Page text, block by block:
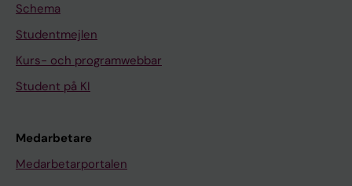
Schema
Studentmejlen
Kurs- och programwebbar
Student på KI
Medarbetare
Medarbetarportalen